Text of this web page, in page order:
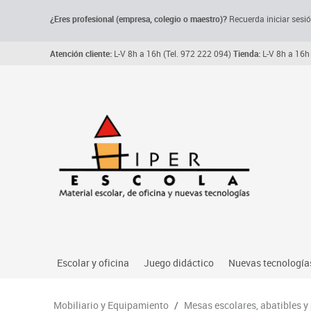
¿Eres profesional (empresa, colegio o maestro)? Recuerda iniciar
Atención cliente: L-V 8h a 16h (Tel. 972 222 094)Tienda: L-V 8h a
Escolar y oficina
Archivo, carpetas y clasificadores
Juego didáctico
Primeras edades
Nuevas
Audio
Mobiliario y Equipamiento / Mesas escolares, abatibles